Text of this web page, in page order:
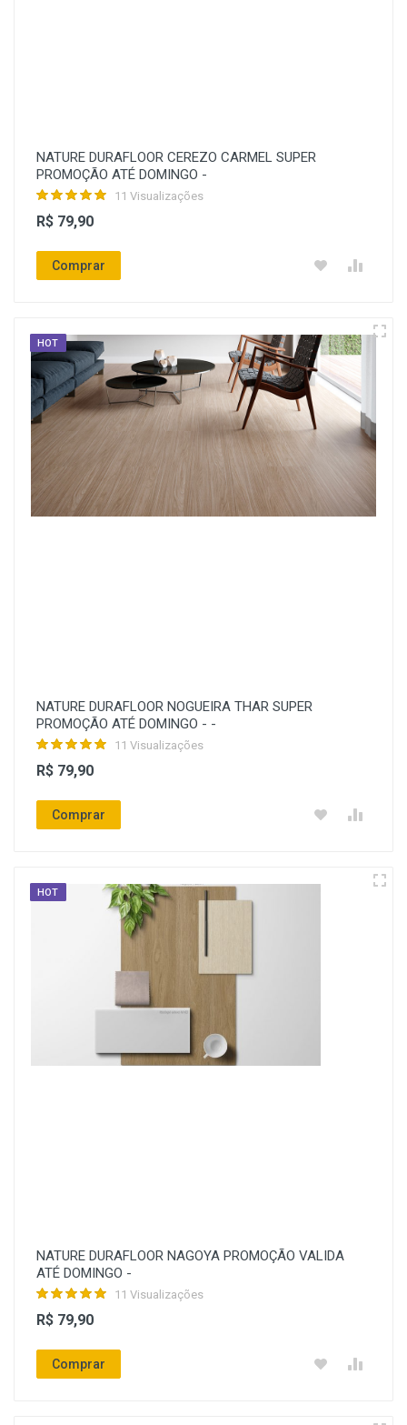
NATURE DURAFLOOR CEREZO CARMEL SUPER
PROMOÇÃO ATÉ DOMINGO -
11 Visualizações
R$ 79,90
Comprar
HOT
NATURE DURAFLOOR NOGUEIRA THAR SUPER
PROMOÇÃO ATÉ DOMINGO - -
11 Visualizações
R$ 79,90
Comprar
HOT
NATURE DURAFLOOR NAGOYA PROMOÇÃO VALIDA
ATÉ DOMINGO -
11 Visualizações
R$ 79,90
Comprar